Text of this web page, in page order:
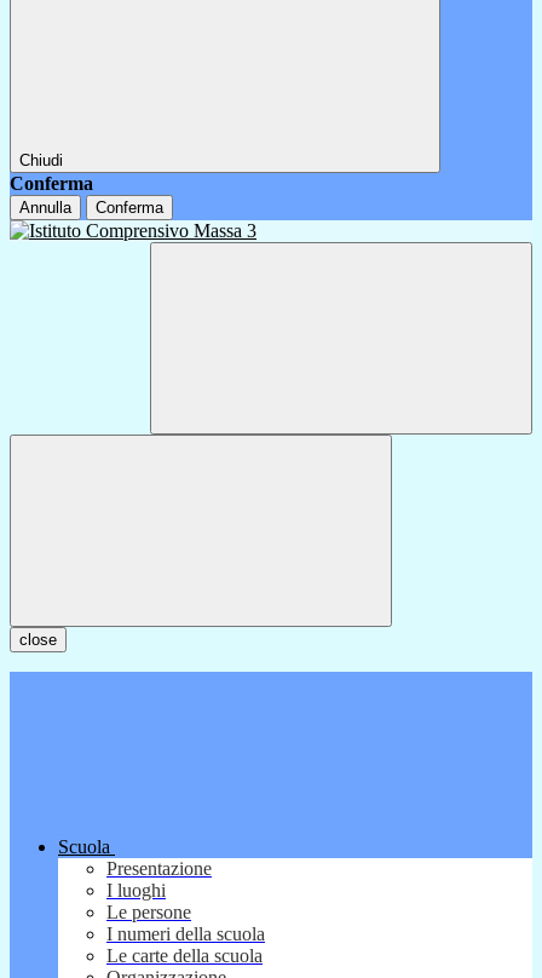
Chiudi
Conferma
Annulla Conferma
close
Scuola
Presentazione
I luoghi
Le persone
I numeri della scuola
Le carte della scuola